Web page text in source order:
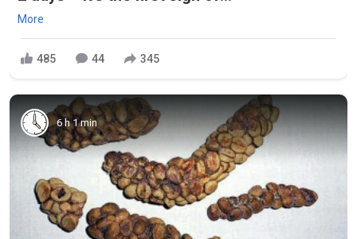
More
485 44 345
6 h 1 min